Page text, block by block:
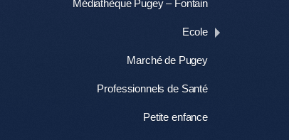
Médiathèque Pugey – Fontain
Ecole
Marché de Pugey
Professionnels de Santé
Petite enfance